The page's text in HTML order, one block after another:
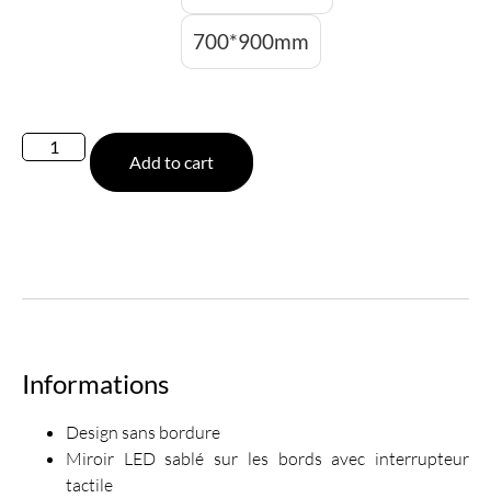
700*900mm
Add to cart
Informations
Design sans bordure
Miroir LED sablé sur les bords avec interrupteur
tactile